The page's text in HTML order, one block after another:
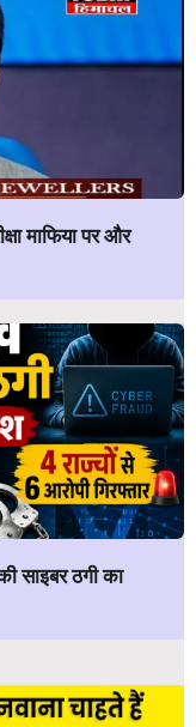
माफिया पर और
साइबर ठगी का